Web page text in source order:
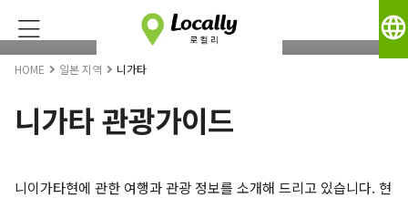
language
HOME 일본 지역 니가타
니가타 관광가이드
니이가타현에 관한 여행과 관광 정보를 소개해 드리고 있습니다. 현